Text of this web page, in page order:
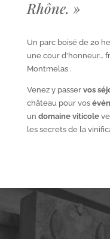
Rhône. »
Un parc boisé de 20
une cour d’honneur…
Montmelas .
Venez y passer vos
château pour vos
un domaine viticole
les secrets de la